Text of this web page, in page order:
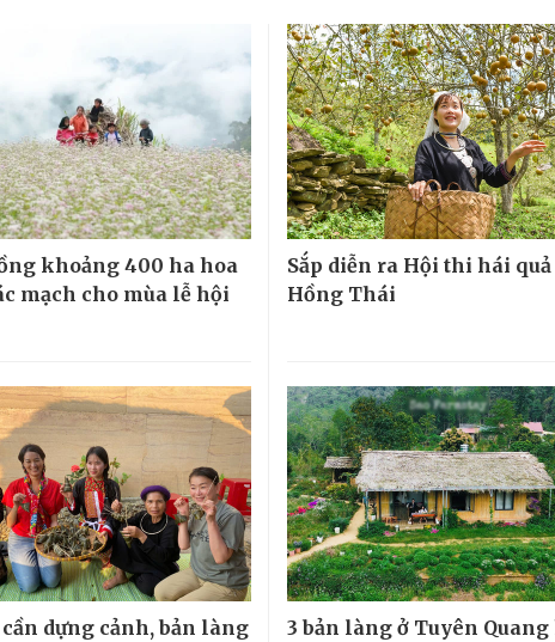
khoảng 400 ha hoa
mạch cho mùa lễ hội
Sắp diễn ra Hội thi hái
Hồng Thái
dựng cảnh, bản làng
3 bản làng ở Tuyên Quang